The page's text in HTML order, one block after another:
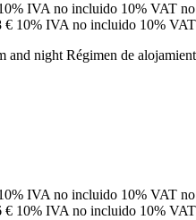
IVA no incluido 10% VAT
€ 10% IVA no incluido 10%
and night Régimen de
IVA no incluido 10% VAT
€ 10% IVA no incluido 10%